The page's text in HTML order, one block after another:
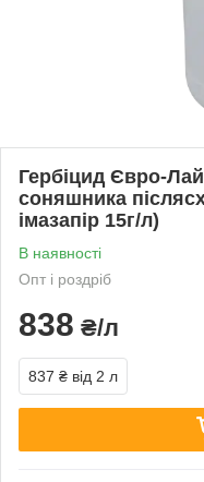
Гербіцид Євро-
соняшника
імазапір 15г/л)
В наявності
Опт і роздріб
838 ₴/л
837 ₴ від 2 л